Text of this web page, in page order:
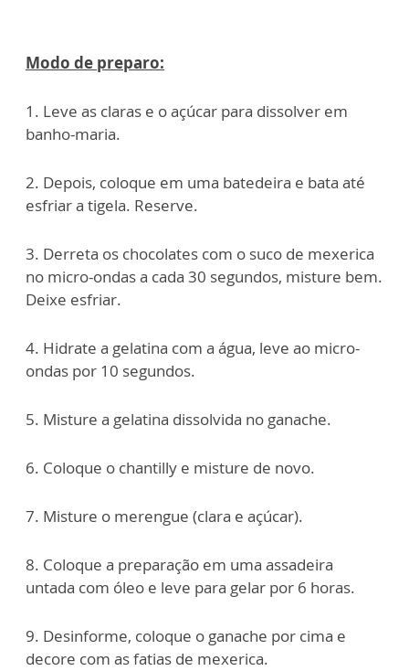
Modo de preparo:
1. Leve as claras e o açúcar para dissolver em
banho-maria.
2. Depois, coloque em uma batedeira e bata até
esfriar a tigela. Reserve.
3. Derreta os chocolates com o suco de mexerica
no micro-ondas a cada 30 segundos, misture bem.
Deixe esfriar.
4. Hidrate a gelatina com a água, leve ao micro-
ondas por 10 segundos.
5. Misture a gelatina dissolvida no ganache.
6. Coloque o chantilly e misture de novo.
7. Misture o merengue (clara e açúcar).
8. Coloque a preparação em uma assadeira
untada com óleo e leve para gelar por 6 horas.
9. Desinforme, coloque o ganache por cima e
decore com as fatias de mexerica.